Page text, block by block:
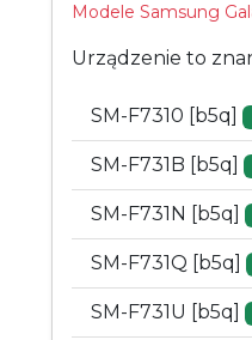
Modele Samsung
Urządzenie to
SM-F7310 [b5q]
SM-F731B [b5q]
SM-F731N [b5q]
SM-F731Q [b5q]
SM-F731U [b5q]